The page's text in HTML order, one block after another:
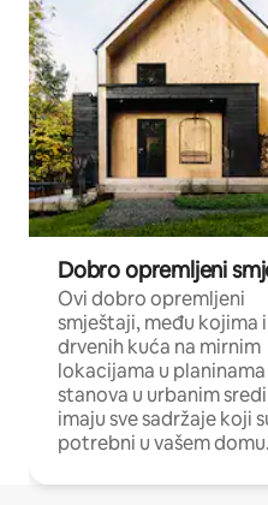
Dobro opremljeni
Ovi dobro opremljeni
smještaji, među kojima
drvenih kuća na mirnim
lokacijama u planinama
stanova u urbanim
imaju sve sadržaje koji
potrebni u vašem domu.